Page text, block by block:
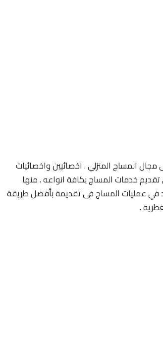
المساج المنزلي . اخصائيين واخصائيات
خدمات المساج بكافة انواعه . منها
في عمليات المساج فى تقديمة بأفضل طريقة
.